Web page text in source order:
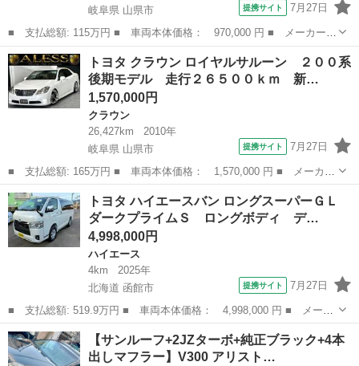
岐阜県 山県市
提携サイト 7月27日
■ 支払総額: 115万円 ■ 車両本体価格： 970,000 円 ■ メーカー
名： トヨタ ■ 車種名： クラウン ■ グレード名： ２．５アス
リート ２００系アスリート エイムゲインエアロ 新品車高調 新
品タイヤ４本組...
岐阜 山県市 クラウン
トヨタ クラウン ロイヤルサルーン ２００系
後期モデル 走行２６５００ｋｍ 新…
1,570,000円
クラウン
26,427km
2010年
岐阜県 山県市
提携サイト 7月27日
■ 支払総額: 165万円 ■ 車両本体価格： 1,570,000 円 ■ メーカー
名： トヨタ ■ 車種名： クラウン ■ グレード名： ロイヤルサ
ルーン ２００系後期モデル 走行２６５００ｋｍ 新品フルタップ
車高調 新...
岐阜 山県市 クラウン
トヨタ ハイエースバン ロングスーパーＧＬ
ダークプライムＳ ロングボディ デ…
4,998,000円
ハイエース
4km
2025年
北海道 函館市
提携サイト 7月27日
■ 支払総額: 519.9万円 ■ 車両本体価格： 4,998,000 円 ■ メーカ
ー名： トヨタ ■ 車種名： ハイエースバン ■ グレード名： ロ
ングスーパーＧＬ ダークプライムＳ ロングボディ ディーゼルタ
ーボ ４...
北海道 函館市 ハイエース
【サンルーフ+2JZターボ+純正ブラック+4本
出しマフラー】V300 アリスト…